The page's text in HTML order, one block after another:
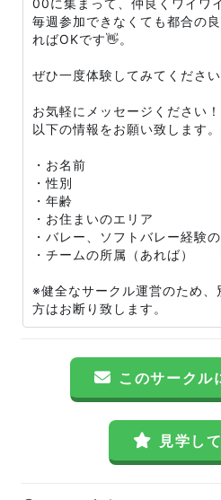
00に集まって、仲良くワイワ
毎週参加できなくても都合の
ればOKです👋。
ぜひ一度体験してみてくださ
お気軽にメッセージください！
以下の情報をお願い致します。
・お名前
・性別
・年齢
・お住まいのエリア
・バレー、ソフトバレー経験
・チームの所属（あれば）
※健全なサークル運営のため、
方はお断り致します。
このサークル
見学し